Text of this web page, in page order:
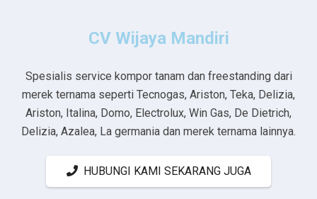
CV Wijaya Mandiri
Spesialis service kompor tanam dan freestanding dari
merek ternama seperti Tecnogas, Ariston, Teka, Delizia,
Ariston, Italina, Domo, Electrolux, Win Gas, De Dietrich,
Delizia, Azalea, La germania dan merek ternama lainnya.
HUBUNGI KAMI SEKARANG JUGA